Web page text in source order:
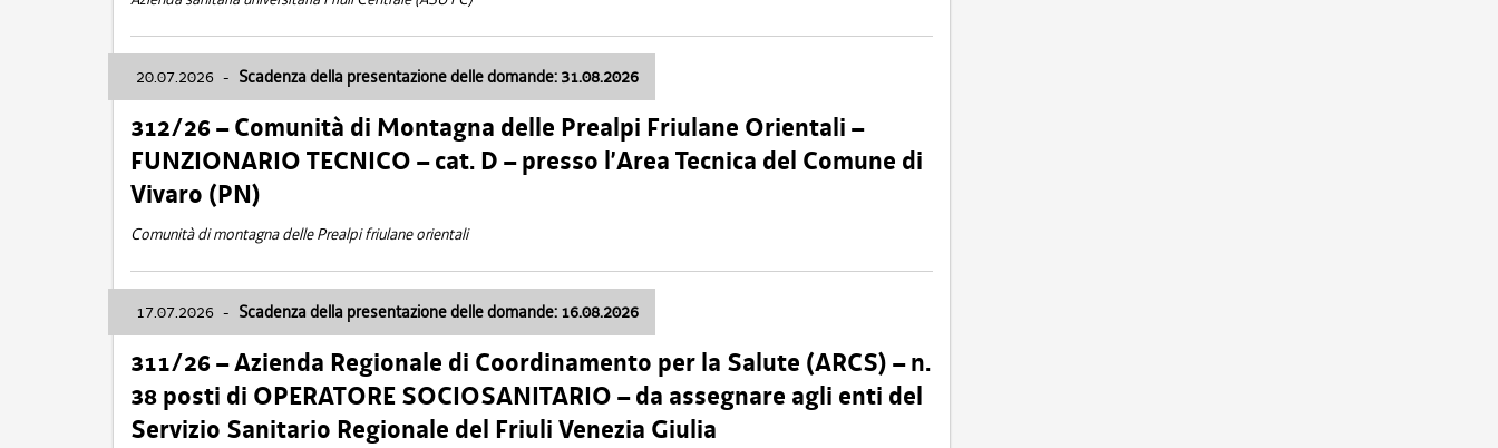
20.07.2026 - Scadenza della presentazione delle domande: 31.08.2026
312/26 – Comunità di Montagna delle Prealpi Friulane Orientali –
FUNZIONARIO TECNICO – cat. D – presso l’Area Tecnica del Comune di
Vivaro (PN)
Comunità di montagna delle Prealpi friulane orientali
17.07.2026 - Scadenza della presentazione delle domande: 16.08.2026
311/26 – Azienda Regionale di Coordinamento per la Salute (ARCS) – n.
38 posti di OPERATORE SOCIOSANITARIO – da assegnare agli enti del
Servizio Sanitario Regionale del Friuli Venezia Giulia